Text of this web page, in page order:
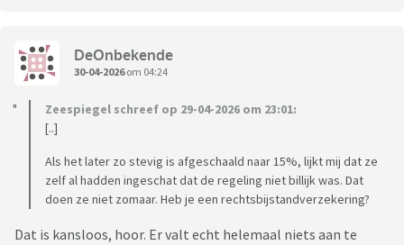
DeOnbekende
30-04-2026om 04:24
Zeespiegel schreef op 29-04-2026 om 23:01:
[..]
Als het later zo stevig is afgeschaald naar 15%, lijkt mij dat ze
zelf al hadden ingeschat dat de regeling niet billijk was. Dat
doen ze niet zomaar. Heb je een rechtsbijstandverzekering?
Dat is kansloos, hoor. Er valt echt helemaal niets aan te